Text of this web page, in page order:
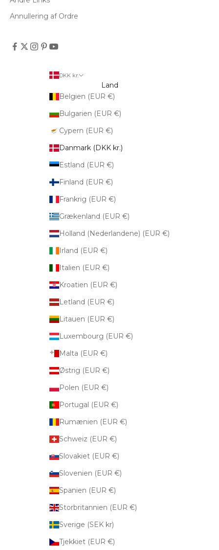
Annullering af Ordre
DKK kr.
Land
Belgien (EUR €)
Bulgarien (EUR €)
Cypern (EUR €)
Danmark (DKK kr.)
Estland (EUR €)
Finland (EUR €)
Frankrig (EUR €)
Grækenland (EUR €)
Holland (Nederlandene) (EUR €)
Irland (EUR €)
Italien (EUR €)
Kroatien (EUR €)
Letland (EUR €)
Litauen (EUR €)
Luxembourg (EUR €)
Malta (EUR €)
Østrig (EUR €)
Polen (EUR €)
Portugal (EUR €)
Rumænien (EUR €)
Schweiz (EUR €)
Slovakiet (EUR €)
Slovenien (EUR €)
Spanien (EUR €)
Storbritannien (EUR €)
Sverige (SEK kr)
Tjekkiet (EUR €)